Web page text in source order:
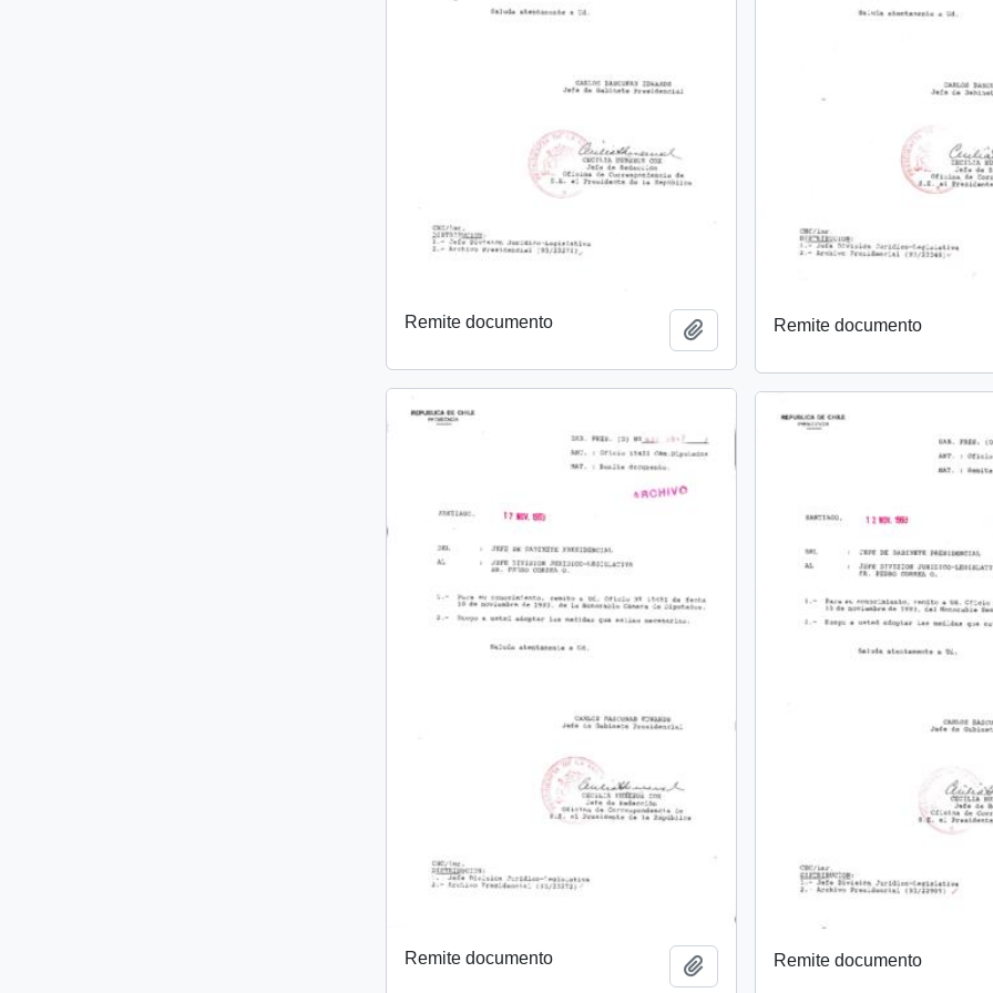
Remite documento
Remite documento Añadir al portapapeles
Remite documento Añadir al portapapeles
Remite documento